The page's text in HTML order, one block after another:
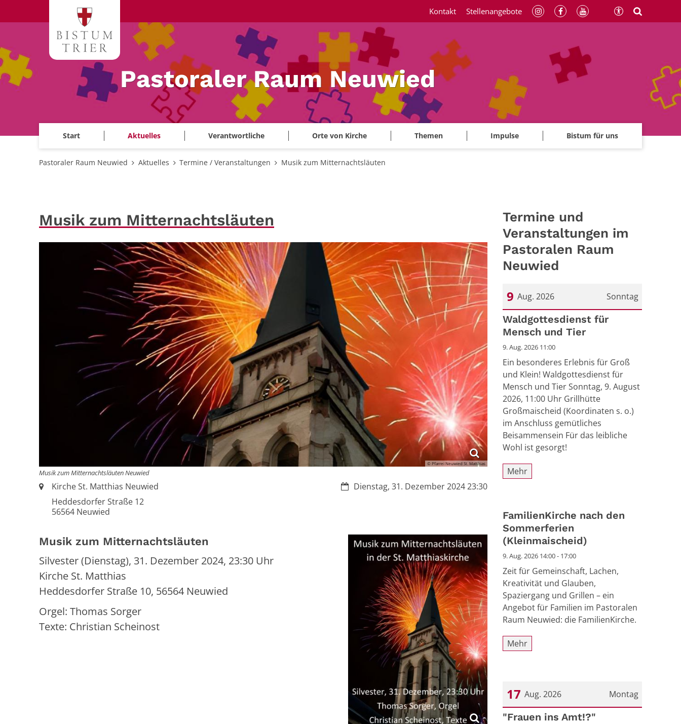
Pastoraler Raum Neuwied
Start Aktuelles Verantwortliche Orte von Kirche Themen Impulse Bistum für uns
Kontakt Stellenangebote
Pastoraler Raum Neuwied Aktuelles Termine / Veranstaltungen Musik zum Mitternachtsläuten
Musik zum Mitternachtsläuten
© Pfarrei Neuwied St. Matthias
Musik zum Mitternachtsläuten Neuwied
Datum:Dienstag, 31. Dezember 2024 23:30
Ort:Kirche St. Matthias Neuwied
Heddesdorfer Straße 12
56564 Neuwied
Musik zum Mitternachtsläuten
Silvester (Dienstag), 31. Dezember 2024, 23:30 Uhr
Kirche St. Matthias
Heddesdorfer Straße 10, 56564 Neuwied
Orgel: Thomas Sorger
Texte: Christian Scheinost
Termine und
Veranstaltungen im
Pastoralen Raum
Neuwied
Sonntag
9 Aug. 2026
Datum: 9. August 2026
Waldgottesdienst für
Mensch und Tier
9. Aug. 2026 11:00
Ein besonderes Erlebnis für Groß
und Klein! Waldgottesdienst für
Mensch und Tier Sonntag, 9. August
2026, 11:00 Uhr Grillhütte
Großmaischeid (Koordinaten s. o.)
im Anschluss gemütliches
Beisammensein Für das leibliche
Wohl ist gesorgt!
Mehr
FamilienKirche nach den
Sommerferien
(Kleinmaischeid)
9. Aug. 2026 14:00 - 17:00
Zeit für Gemeinschaft, Lachen,
Kreativität und Glauben,
Spaziergang und Grillen – ein
Angebot für Familien im Pastoralen
Raum Neuwied: die FamilienKirche.
Mehr
Montag
17 Aug. 2026
Datum: 17. August 2026
"Frauen ins Amt!?"